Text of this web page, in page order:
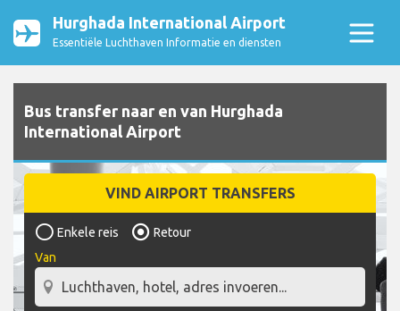
Hurghada International Airport
Essentiële Luchthaven Informatie en diensten
Bus transfer naar en van Hurghada
International Airport
VIND AIRPORT TRANSFERS
Enkele reis
Retour
Van